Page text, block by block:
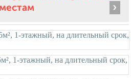
местам
›